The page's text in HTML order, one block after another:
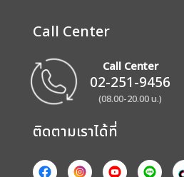
Call Center
Call Center
02-251-9456
(08.00-20.00 น.)
ติดตามเราได้ที่